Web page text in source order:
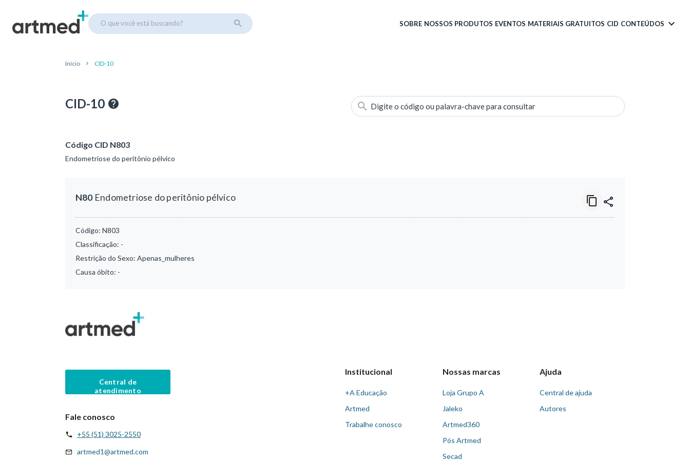
O que você está buscando? SOBRE NOSSOS PRODUTOS EVENTOS MATERIAIS GRATUITOS CID CONTEÚDOS
Início CID-10
CID-10 Digite o código ou palavra-chave para consultar
Código CID N803
Endometriose do peritônio pélvico
N80Endometriose do peritônio pélvico
Código: N803
Classificação: -
Restrição do Sexo: Apenas_mulheres
Causa óbito: -
Central de
atendimento
Fale conosco
+55 (51) 3025-2550
artmed1@artmed.com
Institucional
+A Educação
Artmed
Trabalhe conosco
Nossas marcas
Loja Grupo A
Jaleko
Artmed360
Pós Artmed
Secad
Ajuda
Central de ajuda
Autores